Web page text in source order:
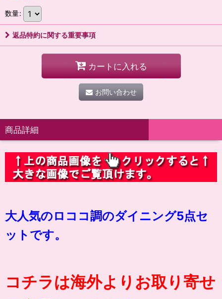
数量:
返品特約に関する重要事項
カートに入れる
お問い合わせ
商品詳細
大人気のロココ調のダイニング5点セ
ットです。
コチラは海外よりお取り寄せ